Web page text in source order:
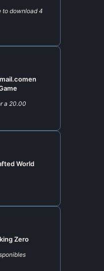
to download 4
en
a 20.00
World
Zero